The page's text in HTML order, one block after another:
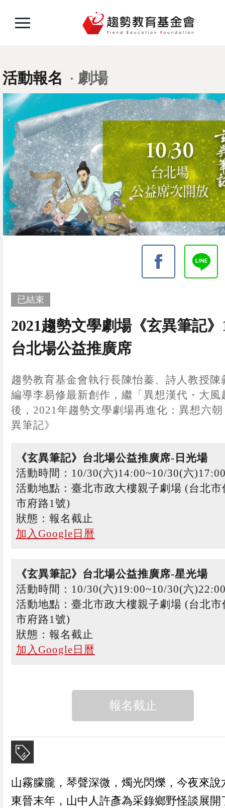
活動報名 劇場
已結束
2021趨勢文學劇場《玄異筆記》
台北場公益推廣席
趨勢教育基金會執行長陳怡蓁、詩人教授陳
編導李易修最新創作，繼「異想漢代・大風
後，2021年趨勢文學劇場再進化：異想六
異筆記》
《玄異筆記》台北場公益推廣席-日光場
活動時間：10/30(六)14:00~10/30(六
活動地點：臺北市政大樓親子劇場 (台北市
市府路1號)
狀態：報名截止
加入Google日曆
《玄異筆記》台北場公益推廣席-星光場
活動時間：10/30(六)19:00~10/30(六
活動地點：臺北市政大樓親子劇場 (台北市
市府路1號)
狀態：報名截止
加入Google日曆
報名截止
山霧朦朧，琴聲深微，燭光閃爍，今夜來說
東晉末年，山中人許彥為采錄鄉野怪談展開